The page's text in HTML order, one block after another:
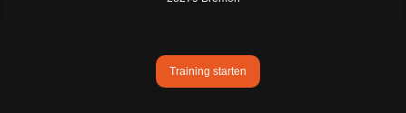
Training starten